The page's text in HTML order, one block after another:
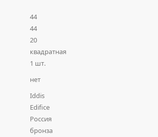
44
44
20
квадратная
1 шт.
нет
Iddis
Edifice
Россия
бронза